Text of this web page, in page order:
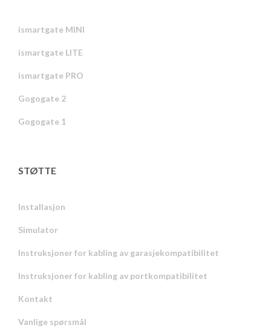
ismartgate MINI
ismartgate LITE
ismartgate PRO
Gogogate 2
Gogogate 1
STØTTE
Installasjon
Simulator
Instruksjoner for kabling av garasjekompatibilitet
Instruksjoner for kabling av portkompatibilitet
Kontakt
Vanlige spørsmål